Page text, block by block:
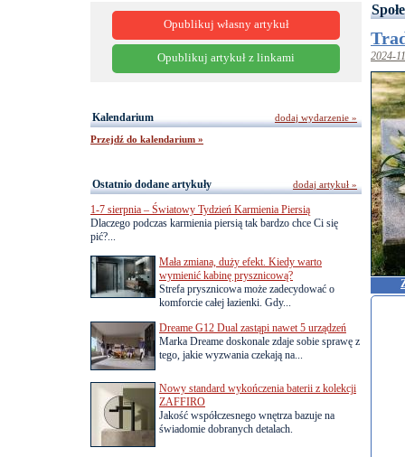
2024-
Opublikuj własny artykuł
Opublikuj artykuł z linkami
Kalendarium
Przejdź do kalendarium »
dodaj wydarzenie »
Ostatnio dodane artykuły
1-7 sierpnia – Światowy Tydzień Karmienia Piersią
Dlaczego podczas karmienia piersią tak bardzo chce Ci się
pić?...
Mała zmiana, duży efekt. Kiedy warto
wymienić kabinę prysznicową?
Strefa prysznicowa może zadecydować o
komforcie całej łazienki. Gdy...
Dreame G12 Dual zastąpi nawet 5 urządzeń
Marka Dreame doskonale zdaje sobie sprawę z
tego, jakie wyzwania czekają na...
Nowy standard wykończenia baterii z kolekcji
ZAFFIRO
Jakość współczesnego wnętrza bazuje na
świadomie dobranych detalach.
dodaj artykuł »